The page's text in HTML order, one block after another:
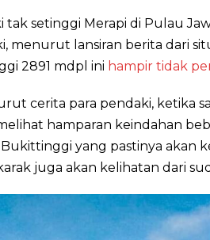
tak setinggi Merapi di Pulau
menurut lansiran berita dari
2891 mdpl ini hampir tidak
cerita para pendaki, ketika
hamparan keindahan
Bukittinggi yang pastinya akan
juga akan kelihatan dari